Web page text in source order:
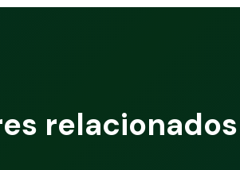
relacionados